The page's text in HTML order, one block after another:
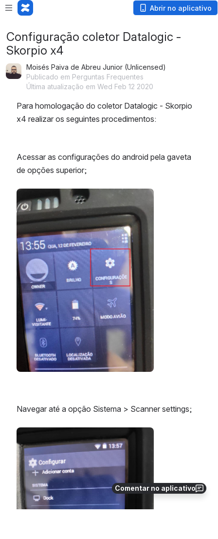
Abrir no aplicativo
Comentar no aplicativo
Configuração coletor Datalogic -
Skorpio x4
Moisés Paiva de Abreu Junior (Unlicensed)
Publicado em Perguntas Frequentes
Última atualização em Wed Feb 12 2020
Para homologação do coletor Datalogic - Skorpio
x4 realizar os seguintes procedimentos:
Acessar as configurações do android pela gaveta
de opções superior;
Navegar até a opção Sistema > Scanner settings;